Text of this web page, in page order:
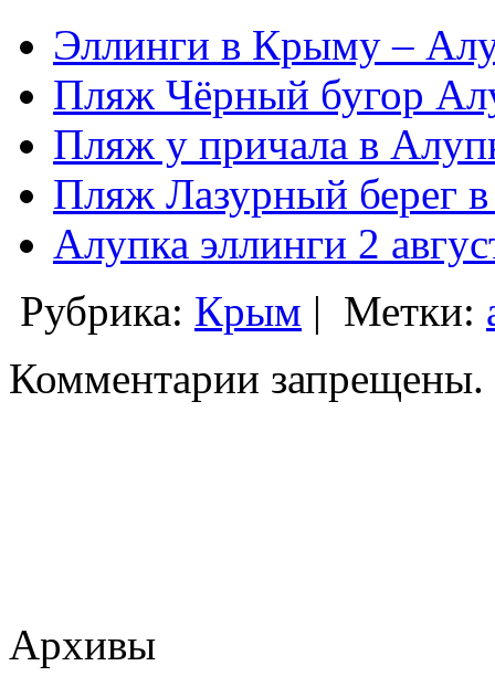
Эллинги в Крыму –
Пляж Чёрный бугор
Пляж у причала в
Пляж Лазурный берег
Алупка эллинги 2
Рубрика: Крым | Метки:
Комментарии запрещены.
Архивы